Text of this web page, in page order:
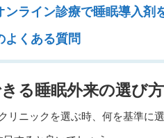
ライン診療で睡眠導入剤
よくある質問
る睡眠外来の選び
ニックを選ぶ時、何を基準に